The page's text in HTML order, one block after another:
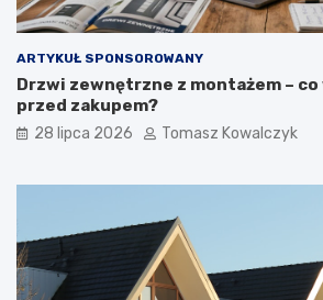
ARTYKUŁ SPONSOROWANY
Drzwi zewnętrzne z montażem –
przed zakupem?
28 lipca 2026 Tomasz Kowalczyk